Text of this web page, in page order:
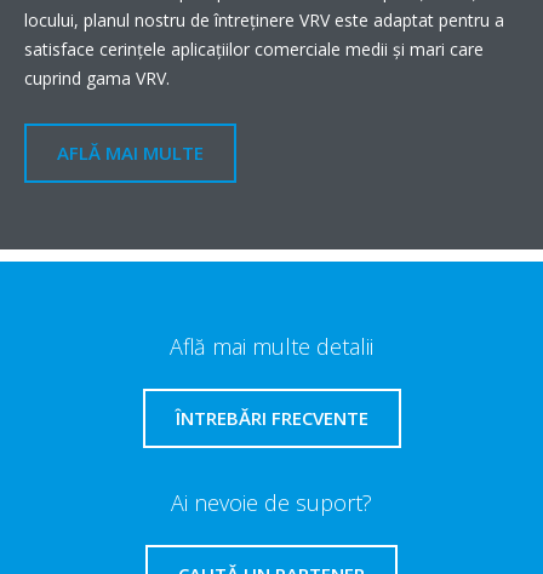
locului, planul nostru de întreținere VRV este adaptat pentru a
satisface cerințele aplicațiilor comerciale medii și mari care
cuprind gama VRV.
AFLĂ MAI MULTE
Află mai multe detalii
ÎNTREBĂRI FRECVENTE
Ai nevoie de suport?